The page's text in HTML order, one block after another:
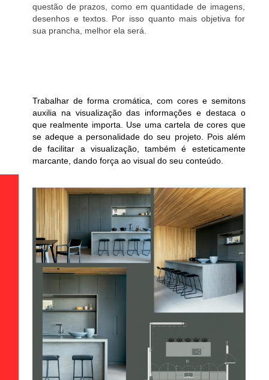
questão de prazos, como em quantidade de imagens,
desenhos e textos. Por isso quanto mais objetiva for
sua prancha, melhor ela será.
Trabalhar de forma cromática, com cores e semitons
auxilia na visualização das informações e destaca o
que realmente importa. Use uma cartela de cores que
se adeque a personalidade do seu projeto. Pois além
de facilitar a visualização, também é esteticamente
marcante, dando força ao visual do seu conteúdo.